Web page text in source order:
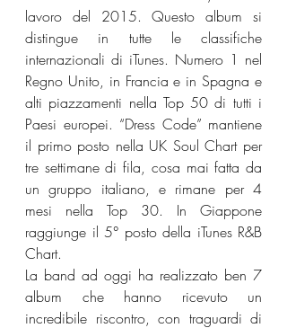
lavoro del 2015. Questo album si
distingue in tutte le classifiche
internazionali di iTunes. Numero 1 nel
Regno Unito, in Francia e in Spagna e
alti piazzamenti nella Top 50 di tutti i
Paesi europei. “Dress Code” mantiene
il primo posto nella UK Soul Chart per
tre settimane di fila, cosa mai fatta da
un gruppo italiano, e rimane per 4
mesi nella Top 30. In Giappone
raggiunge il 5° posto della iTunes R&B
Chart.
La band ad oggi ha realizzato ben 7
album che hanno ricevuto un
incredibile riscontro, con traguardi di